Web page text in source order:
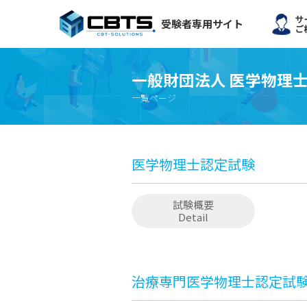
受験者専用サイト
一般財団法人 医学物理
一覧ページ
医学物理士認定試験
試験概要
Detail
治療専門医学物理士認定試